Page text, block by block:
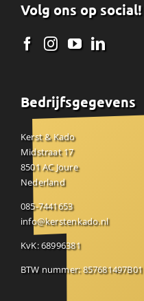
Volg ons op social!
Bedrijfsgegevens
Kerst & Kado
Midstraat 17
8501 AC Joure
Nederland
085-7441653
info@kerstenkado.nl
KvK: 68996381
BTW nummer: 857681497B01